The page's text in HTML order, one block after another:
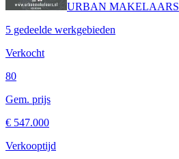
URBAN MAKELAARS
5 gedeelde werkgebieden
Verkocht
80
Gem. prijs
€ 547.000
Verkooptijd